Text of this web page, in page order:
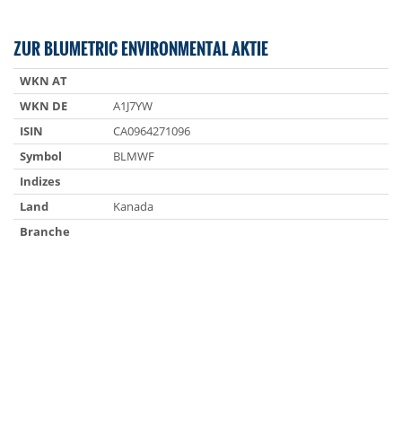
ZUR BLUMETRIC ENVIRONMENTAL AKTIE
WKN AT
WKN DE
A1J7YW
ISIN
CA0964271096
Symbol
BLMWF
Indizes
Land
Kanada
Branche